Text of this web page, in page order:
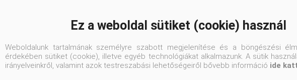
15-20 cm
K1
Ez a weboldal sütiket (cookie) használ
Weboldalunk tartalmának személyre szabott megjelenítése és a böngészési
érdekében sütiket (cookie), illetve egyéb technológiákat alkalmazunk. A sütik
irányelveinkről, valamint azok testreszabási lehetőségeiről bővebb információ ide